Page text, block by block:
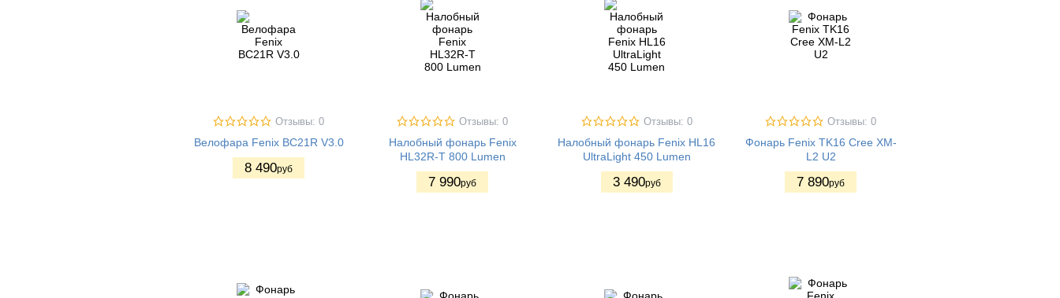
Отзывы: 0
Велофара Fenix BC21R V3.0
8 490руб
Отзывы: 0
Налобный фонарь Fenix
HL32R-T 800 Lumen
7 990руб
Отзывы: 0
Налобный фонарь Fenix HL16
UltraLight 450 Lumen
3 490руб
Отзывы: 0
Фонарь Fenix TK16 Cree XM-
L2 U2
7 890руб